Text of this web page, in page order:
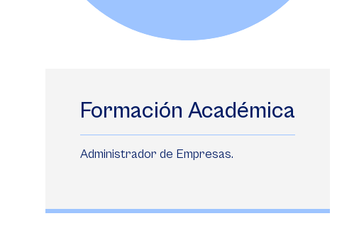
Formación Académica
Administrador de Empresas.